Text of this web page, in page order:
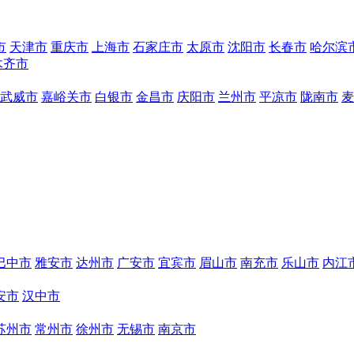
天津市 重庆市 上海市 石家庄市 太原市 沈阳市 长春市 哈尔滨
齐市
武威市 嘉峪关市 白银市 金昌市 庆阳市 兰州市 平凉市 陇南市
中市 雅安市 达州市 广安市 宜宾市 眉山市 南充市 乐山市 内江
市 汉中市
州市 常州市 徐州市 无锡市 南京市